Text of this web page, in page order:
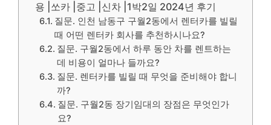
용 |쏘카 |중고 |신차 |1박2일 2024년 후기
질문. 인천 남동구 구월2동에서 렌터카를 빌릴
때 어떤 렌터카 회사를 추천하시나요?
질문. 구월2동에서 하루 동안 차를 렌트하는
데 비용이 얼마나 들까요?
질문. 렌터카를 빌릴 때 무엇을 준비해야 합니
까?
질문. 구월2동 장기임대의 장점은 무엇인가
요?